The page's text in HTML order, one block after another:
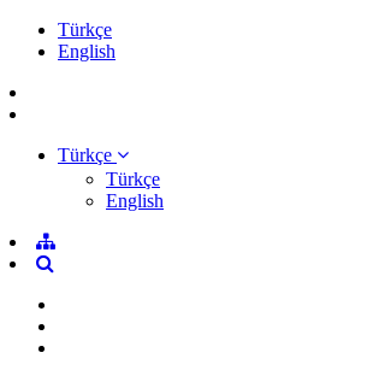
Türkçe
English
Türkçe
Türkçe
English